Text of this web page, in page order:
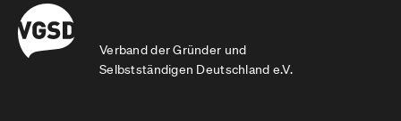
Verband der Gründer und
Selbstständigen Deutschland e.V.